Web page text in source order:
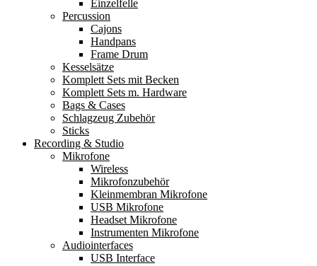
Einzelfelle
Percussion
Cajons
Handpans
Frame Drum
Kesselsätze
Komplett Sets mit Becken
Komplett Sets m. Hardware
Bags & Cases
Schlagzeug Zubehör
Sticks
Recording & Studio
Mikrofone
Wireless
Mikrofonzubehör
Kleinmembran Mikrofone
USB Mikrofone
Headset Mikrofone
Instrumenten Mikrofone
Audiointerfaces
USB Interface